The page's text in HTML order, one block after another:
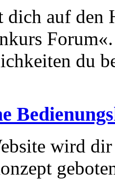
dich auf den
du
wird